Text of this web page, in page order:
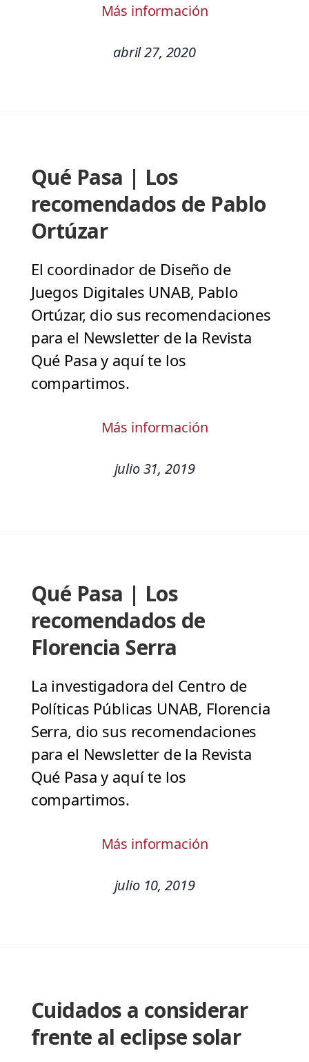
Más información
abril 27, 2020
Qué Pasa | Los
recomendados de Pablo
Ortúzar
El coordinador de Diseño de
Juegos Digitales UNAB, Pablo
Ortúzar, dio sus recomendaciones
para el Newsletter de la Revista
Qué Pasa y aquí te los
compartimos.
Más información
julio 31, 2019
Qué Pasa | Los
recomendados de
Florencia Serra
La investigadora del Centro de
Políticas Públicas UNAB, Florencia
Serra, dio sus recomendaciones
para el Newsletter de la Revista
Qué Pasa y aquí te los
compartimos.
Más información
julio 10, 2019
Cuidados a considerar
frente al eclipse solar